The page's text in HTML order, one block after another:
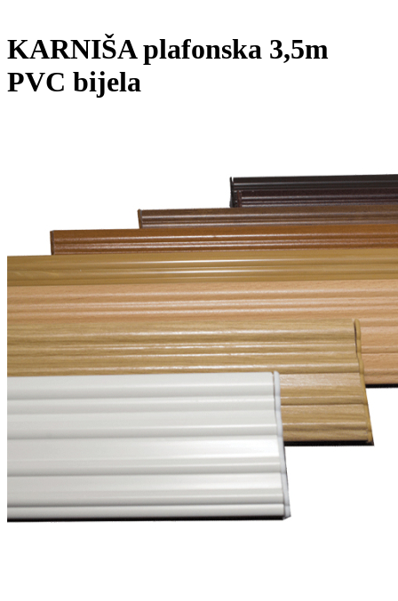
KARNIŠA plafonska 3,5m
PVC bijela